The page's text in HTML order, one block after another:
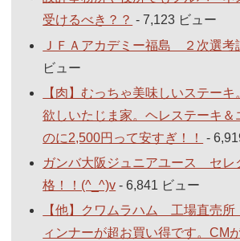
受けるべき？？ - 7,123 ビュー
ＪＦＡアカデミー福島 ２次選考
ビュー
【肉】むっちゃ美味しいステー
欲しいたじま家。ヘレステーキ
のに2,500円って安すぎ！！
-
ガンバ大阪ジュニアユース セレ
格！！(^_^)v - 6,841 ビュー
【他】クワムラハム 工場直売
ィンナーが超お買い得です。CM